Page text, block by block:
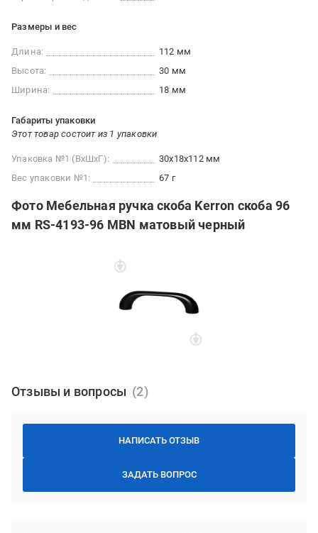
Размеры и вес
Длина:
112 мм
Высота:
30 мм
Ширина:
18 мм
Габариты упаковки
Этот товар состоит из 1 упаковки
Упаковка №1 (ВхШхГ):
30x18x112 мм
Вес упаковки №1:
67 г
Фото Мебельная ручка скоба Kerron скоба 96
мм RS-4193-96 MBN матовый черный
Отзывы и вопросы
НАПИСАТЬ ОТЗЫВ
ЗАДАТЬ ВОПРОС